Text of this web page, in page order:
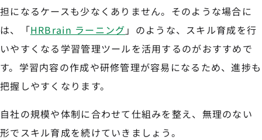
担になるケースも少なくありません。そのような場合に
は、「HRBrain ラーニング 」のような、スキル育成を行
いやすくなる学習管理ツールを活用するのがおすすめで
す。学習内容の作成や研修管理が容易になるため、進捗も
把握しやすくなります。
自社の規模や体制に合わせて仕組みを整え、無理のない
形でスキル育成を続けていきましょう。